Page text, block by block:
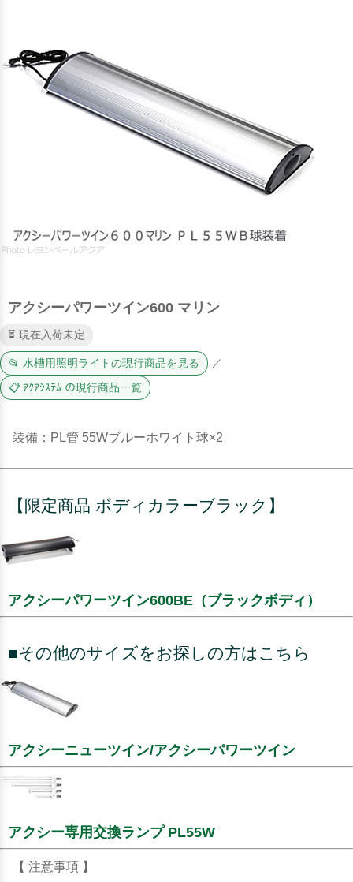
アクシーパワーツイン600 マリン
⏳ 現在入荷未定
📂 水槽用照明ライトの現行商品を見る ／
📋 ｱｸｱｼｽﾃﾑ の現行商品一覧
装備：PL管 55Wブルーホワイト球×2
【限定商品 ボディカラーブラック】
アクシーパワーツイン600BE（ブラックボディ）
■その他のサイズをお探しの方はこちら
アクシーニューツイン/アクシーパワーツイン
アクシー専用交換ランプ PL55W
【 注意事項 】